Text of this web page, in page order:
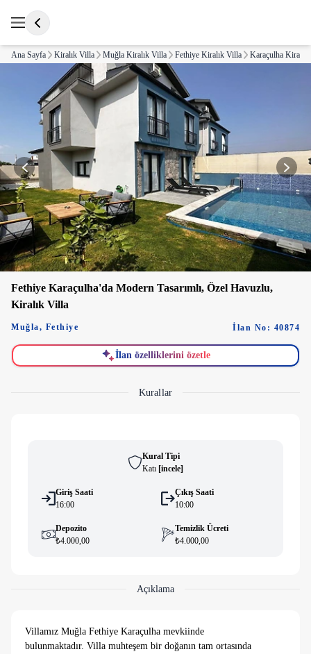
Ana Sayfa Kiralık Villa Muğla Kiralık Villa Fethiye Kiralık Villa Karaçulha Kiralık
Fethiye Karaçulha'da Modern Tasarımlı, Özel Havuzlu,
Kiralık Villa
Muğla, Fethiye İlan No: 40874
İlan özelliklerini özetle
Kurallar
Kural Tipi
Katı [i̇ncele]
Giriş Saati
16:00
Çıkış Saati
10:00
Depozito
₺4.000,00
Temizlik Ücreti
₺4.000,00
Açıklama
Villamız Muğla Fethiye Karaçulha mevkiinde
bulunmaktadır. Villa muhteşem bir doğanın tam ortasında